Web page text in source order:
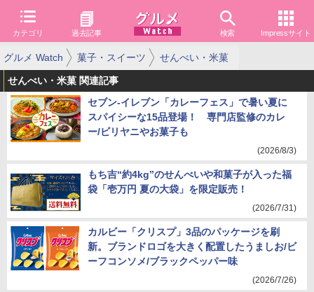
カテゴリ 過去記事 検索 Impressサイト
グルメ Watch 菓子・スイーツ せんべい・米菓
せんべい・米菓 関連記事
セブン-イレブン「カレーフェス」で暑い夏に
スパイシーな15品登場！ 専門店監修のカレ
ー/ビリヤニやお菓子も
(2026/8/3)
もち吉“約4kg”のせんべいや和菓子が入った福
袋「壱万円 夏の大袋」を限定販売！
(2026/7/31)
カルビー「クリスプ」3品のパッケージを刷
新。ブランドロゴを大きく配置したうましお/ビ
ーフコンソメ/ブラックペッパー味
(2026/7/26)